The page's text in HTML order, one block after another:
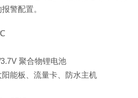
警配置。
聚合物锂电池
能板、流量卡、防水主机